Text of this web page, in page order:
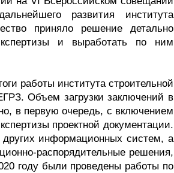
развития института
приняло решение детально
и выработать по ним
работы института строительной
Объем загрузки заключений в
в первую очередь, с включением
проектной документации.
информационных систем, а
распорядительные решения,
году были проведены работы по